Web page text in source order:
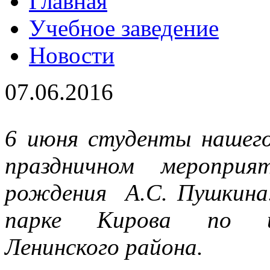
Учебное заведение
Новости
07.06.2016
6 июня студенты
праздничном
рождения А.С.
парке Кирова по
Ленинского района.